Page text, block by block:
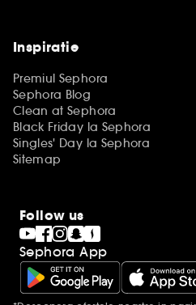
Inspiratie
Premiul Sephora
Sephora Blog
Clean at Sephora
Black Friday la Sephora
Singles' Day la Sephora
Sitemap
Follow us
Sephora App